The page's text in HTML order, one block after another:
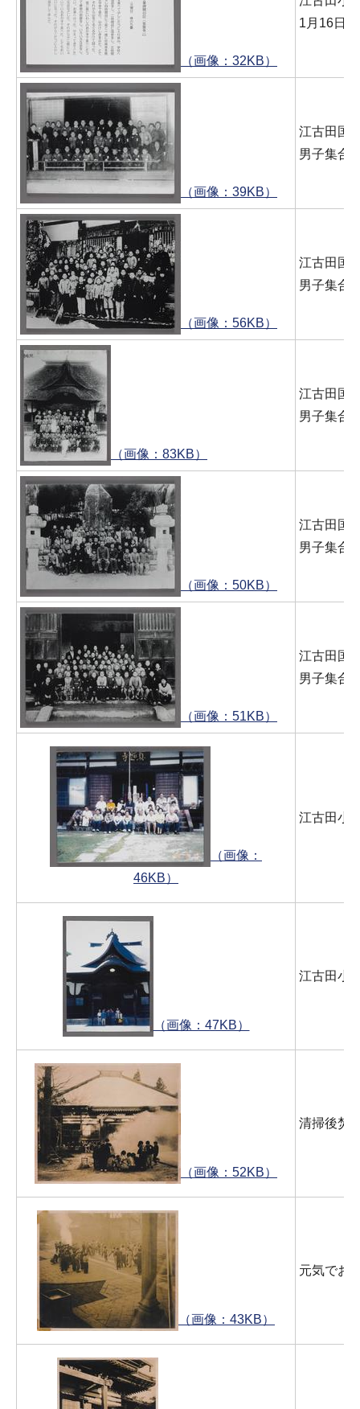
（画像：32KB）
1月16日(
（画像：39KB）
江古田国
男子集合
（画像：56KB）
江古田国
男子集合
（画像：83KB）
江古田国
男子集合
（画像：50KB）
江古田国
男子集合
（画像：51KB）
江古田国
男子集合
（画像：
46KB）
江古田小
（画像：47KB）
江古田小
（画像：52KB）
清掃後焚
（画像：43KB）
元気でお